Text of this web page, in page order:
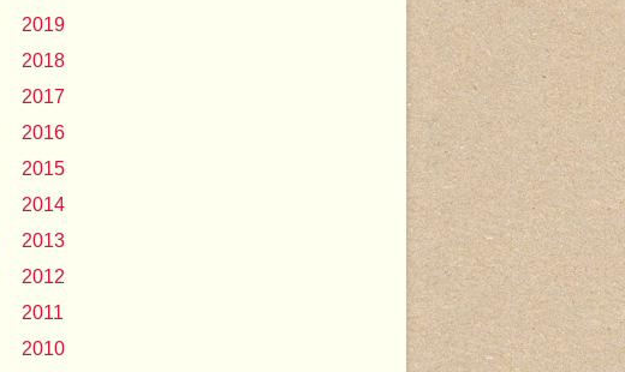
2019
2018
2017
2016
2015
2014
2013
2012
2011
2010